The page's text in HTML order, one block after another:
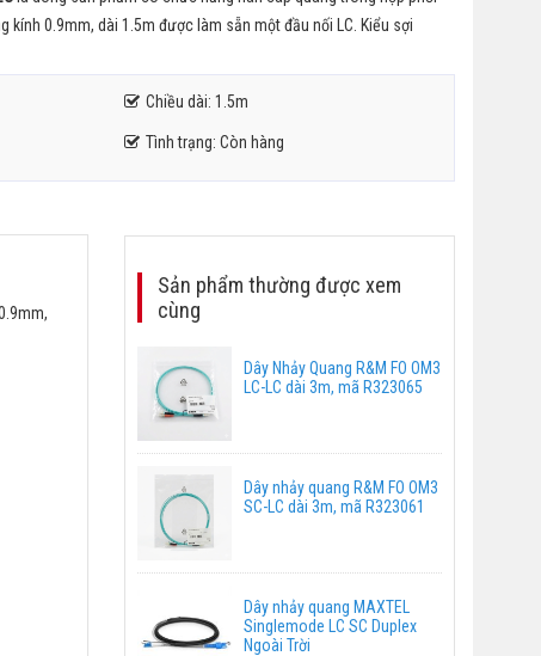
kính 0.9mm, dài 1.5m được làm sẵn một đầu nối LC. Kiểu sợi
Chiều dài: 1.5m
Tình trạng: Còn hàng
Sản phẩm thường được xem
cùng
Dây Nhảy Quang R&M FO OM3
LC-LC dài 3m, mã R323065
Dây nhảy quang R&M FO OM3
SC-LC dài 3m, mã R323061
Dây nhảy quang MAXTEL
Singlemode LC SC Duplex
Ngoài Trời